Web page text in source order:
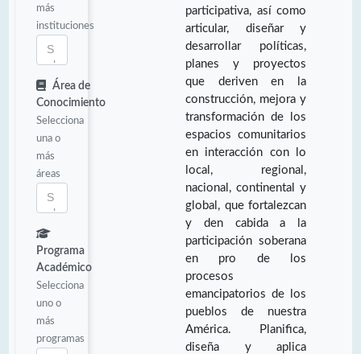
más
instituciones
Área de
Conocimiento
Selecciona
una o
más
áreas
Programa
Académico
Selecciona
uno o
más
programas
participativa, así como
articular, diseñar y
desarrollar políticas,
planes y proyectos
que deriven en la
construcción, mejora y
transformación de los
espacios comunitarios
en interacción con lo
local, regional,
nacional, continental y
global, que fortalezcan
y den cabida a la
participación soberana
en pro de los
procesos
emancipatorios de los
pueblos de nuestra
América. Planifica,
diseña y aplica